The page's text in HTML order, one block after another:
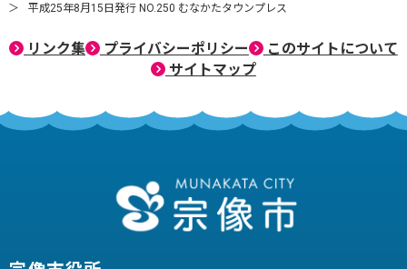
平成25年8月15日発行 NO.250 むなかたタウンプレス
リンク集 プライバシーポリシー
このサイトについて
サイトマップ